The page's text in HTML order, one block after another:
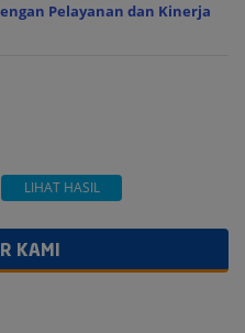
Pelayanan dan Kinerja
KAMI